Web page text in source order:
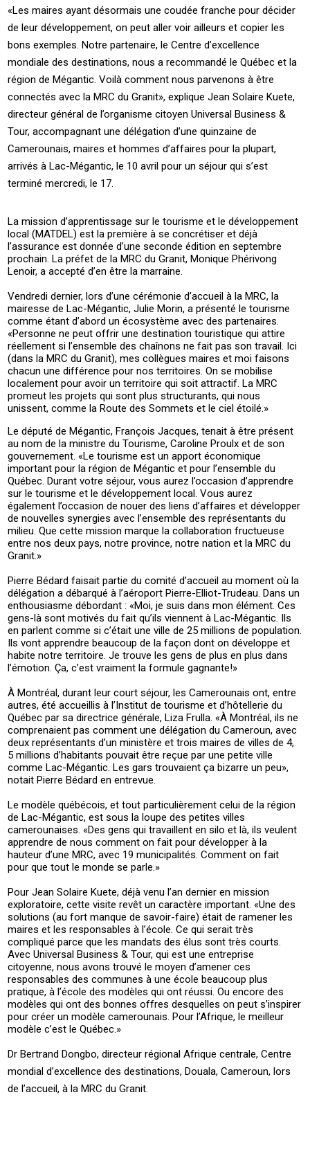
«Les maires ayant désormais une coudée franche pour décider
de leur développement, on peut aller voir ailleurs et copier les
bons exemples. Notre partenaire, le Centre d’excellence
mondiale des destinations, nous a recommandé le Québec et la
région de Mégantic. Voilà comment nous parvenons à être
connectés avec la MRC du Granit», explique Jean Solaire Kuete,
directeur général de l’organisme citoyen Universal Business &
Tour, accompagnant une délégation d’une quinzaine de
Camerounais, maires et hommes d’affaires pour la plupart,
arrivés à Lac-Mégantic, le 10 avril pour un séjour qui s’est
terminé mercredi, le 17.
La mission d’apprentissage sur le tourisme et le développement
local (MATDEL) est la première à se concrétiser et déjà
l’assurance est donnée d’une seconde édition en septembre
prochain. La préfet de la MRC du Granit, Monique Phérivong
Lenoir, a accepté d’en être la marraine.
Vendredi dernier, lors d’une cérémonie d’accueil à la MRC, la
mairesse de Lac-Mégantic, Julie Morin, a présenté le tourisme
comme étant d’abord un écosystème avec des partenaires.
«Personne ne peut offrir une destination touristique qui attire
réellement si l’ensemble des chaînons ne fait pas son travail. Ici
(dans la MRC du Granit), mes collègues maires et moi faisons
chacun une différence pour nos territoires. On se mobilise
localement pour avoir un territoire qui soit attractif. La MRC
promeut les projets qui sont plus structurants, qui nous
unissent, comme la Route des Sommets et le ciel étoilé.»
Le député de Mégantic, François Jacques, tenait à être présent
au nom de la ministre du Tourisme, Caroline Proulx et de son
gouvernement. «Le tourisme est un apport économique
important pour la région de Mégantic et pour l’ensemble du
Québec. Durant votre séjour, vous aurez l’occasion d’apprendre
sur le tourisme et le développement local. Vous aurez
également l’occasion de nouer des liens d’affaires et développer
de nouvelles synergies avec l’ensemble des représentants du
milieu. Que cette mission marque la collaboration fructueuse
entre nos deux pays, notre province, notre nation et la MRC du
Granit.»
Pierre Bédard faisait partie du comité d’accueil au moment où la
délégation a débarqué à l’aéroport Pierre-Elliot-Trudeau. Dans un
enthousiasme débordant : «Moi, je suis dans mon élément. Ces
gens-là sont motivés du fait qu’ils viennent à Lac-Mégantic. Ils
en parlent comme si c’était une ville de 25 millions de population.
Ils vont apprendre beaucoup de la façon dont on développe et
habite notre territoire. Je trouve les gens de plus en plus dans
l’émotion. Ça, c’est vraiment la formule gagnante!»
À Montréal, durant leur court séjour, les Camerounais ont, entre
autres, été accueillis à l’Institut de tourisme et d’hôtellerie du
Québec par sa directrice générale, Liza Frulla. «À Montréal, ils ne
comprenaient pas comment une délégation du Cameroun, avec
deux représentants d’un ministère et trois maires de villes de 4,
5 millions d’habitants pouvait être reçue par une petite ville
comme Lac-Mégantic. Les gars trouvaient ça bizarre un peu»,
notait Pierre Bédard en entrevue.
Le modèle québécois, et tout particulièrement celui de la région
de Lac-Mégantic, est sous la loupe des petites villes
camerounaises. «Des gens qui travaillent en silo et là, ils veulent
apprendre de nous comment on fait pour développer à la
hauteur d’une MRC, avec 19 municipalités. Comment on fait
pour que tout le monde se parle.»
Pour Jean Solaire Kuete, déjà venu l’an dernier en mission
exploratoire, cette visite revêt un caractère important. «Une des
solutions (au fort manque de savoir-faire) était de ramener les
maires et les responsables à l’école. Ce qui serait très
compliqué parce que les mandats des élus sont très courts.
Avec Universal Business & Tour, qui est une entreprise
citoyenne, nous avons trouvé le moyen d’amener ces
responsables des communes à une école beaucoup plus
pratique, à l’école des modèles qui ont réussi. Ou encore des
modèles qui ont des bonnes offres desquelles on peut s’inspirer
pour créer un modèle camerounais. Pour l’Afrique, le meilleur
modèle c’est le Québec.»
Dr Bertrand Dongbo, directeur régional Afrique centrale, Centre
mondial d’excellence des destinations, Douala, Cameroun, lors
de l’accueil, à la MRC du Granit.